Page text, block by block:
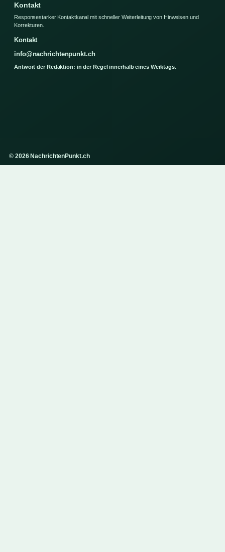
Kontakt
Responsestarker Kontaktkanal mit schneller Weiterleitung von Hinweisen und
Korrekturen.
Kontakt
info@nachrichtenpunkt.ch
Antwort der Redaktion: in der Regel innerhalb eines Werktags.
© 2026 NachrichtenPunkt.ch